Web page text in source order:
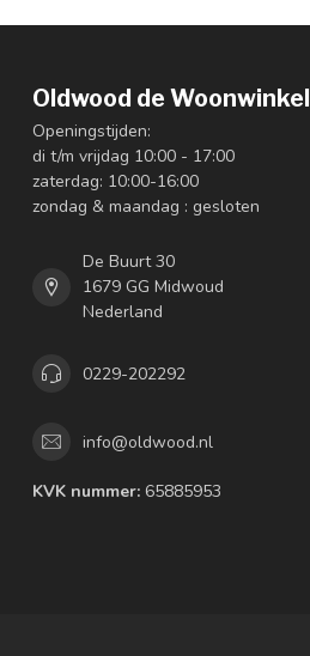
Oldwood de Woonwinkel
Openingstijden:
di t/m vrijdag 10:00 - 17:00
zaterdag: 10:00-16:00
zondag & maandag : gesloten
De Buurt 30
1679 GG Midwoud
Nederland
0229-202292
info@oldwood.nl
KVK nummer: 65885953